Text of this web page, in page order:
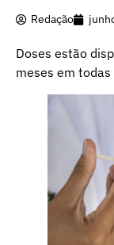
Redação
Doses estão
meses em todas